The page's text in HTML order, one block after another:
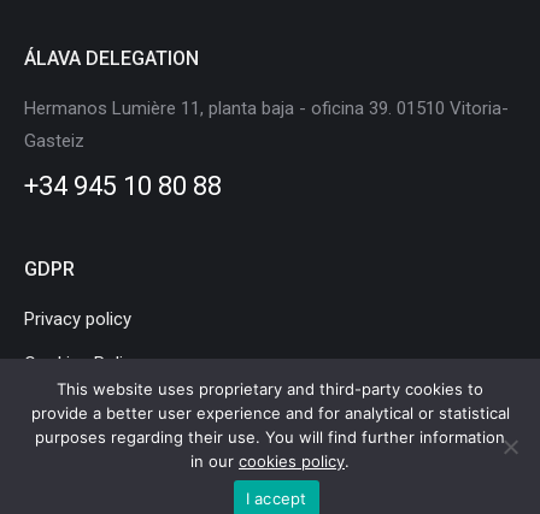
ÁLAVA DELEGATION
Hermanos Lumière 11, planta baja - oficina 39. 01510 Vitoria-
Gasteiz
+34 945 10 80 88
GDPR
Privacy policy
Cookies Policy
Legal Notice
Basque Country Mobility and Logistics Cluster © Copyright |
This website uses proprietary and third-party cookies to
provide a better user experience and for analytical or statistical
purposes regarding their use. You will find further information
in our cookies policy.
I accept